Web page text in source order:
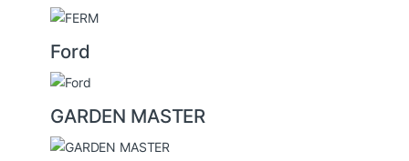
Ford
GARDEN MASTER